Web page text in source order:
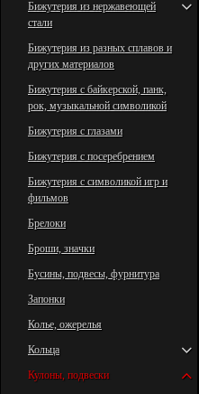
Бижутерия из нержавеющей
стали
Бижутерия из разных сплавов и
других материалов
Бижутерия с байкерской, панк,
рок, музыкальной символикой
Бижутерия с глазами
Бижутерия с посеребрением
Бижутерия с символикой игр и
фильмов
Брелоки
Броши, значки
Бусины, подвесы, фурнитура
Запонки
Колье, ожерелья
Кольца
Кулоны, подвески